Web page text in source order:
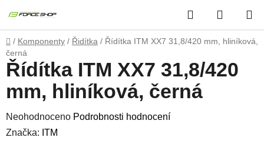
na
obsah
Hledat
KOŠÍK
Domů
/ Komponenty / Řidítka / Řídítka ITM XX7 31,8/420 mm, hliníková,
černá
Řídítka ITM XX7 31,8/420
mm, hliníková, černá
Průměrné
hodnocení
Neohodnoceno Podrobnosti hodnocení
Značka: ITM